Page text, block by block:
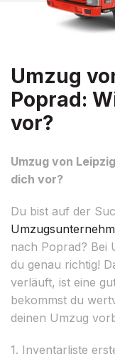
Umzug
Poprad:
vor?
Umzug von
dich vor?
Du bist auf der
nach Poprad? Bei
du genau richtig!
verläuft, ist eine
bekommst du
deinen Umzug
1. Inventarliste